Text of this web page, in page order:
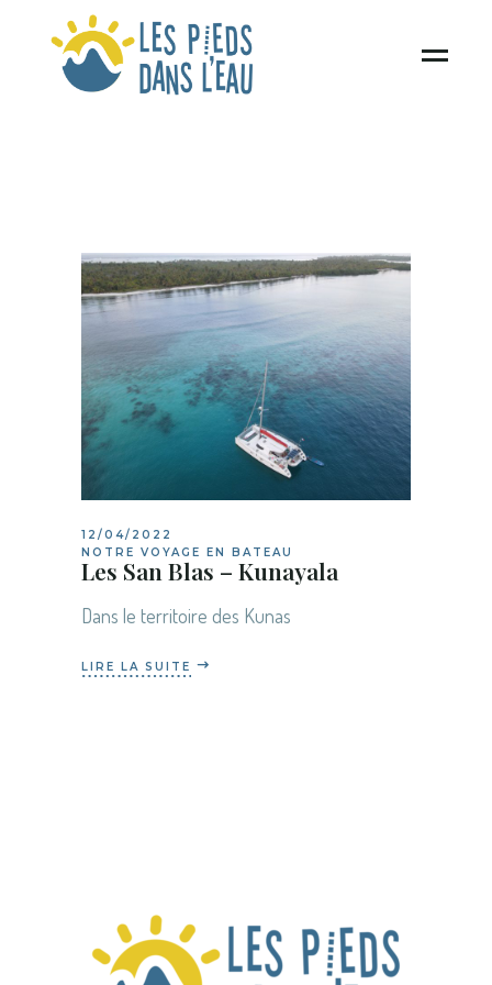
12/04/2022
NOTRE VOYAGE EN BATEAU
Les San Blas – Kunayala
Dans le territoire des Kunas
LIRE LA SUITE